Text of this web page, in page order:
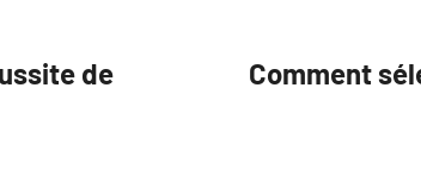
de
Comment